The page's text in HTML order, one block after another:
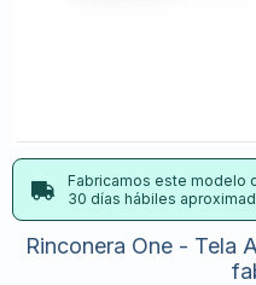
Fabricamos este modelo
30 días hábiles
Rinconera One - Tela